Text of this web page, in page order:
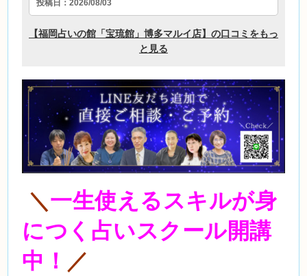
＼一生使えるスキルが身
につく占いスクール開講
中！ ／